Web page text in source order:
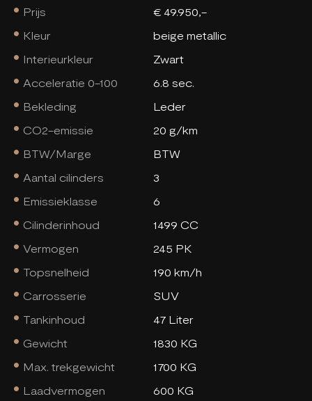
Prijs
€ 49.950,-
Kleur
beige metallic
Interieurkleur
Zwart
Acceleratie 0-100
6.8 sec.
Bekleding
Leder
CO2-emissie
20 g/km
BTW/Marge
BTW
Aantal cilinders
3
Emissieklasse
6
Cilinderinhoud
1499 CC
Vermogen
245 PK
Topsnelheid
190 km/h
Carrosserie
SUV
Tankinhoud
47 Liter
Gewicht
1830 KG
Max. trekgewicht
1700 KG
Laadvermogen
600 KG